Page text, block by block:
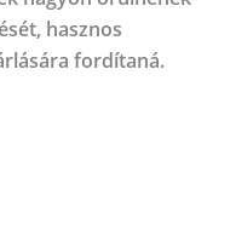
hasznos
fordítaná.